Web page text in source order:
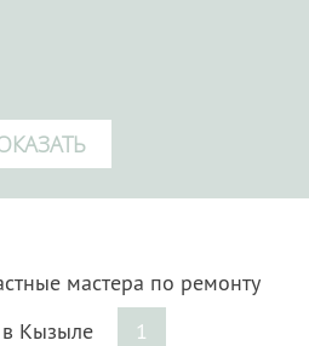
мастера по ремонту
Кызыле
1